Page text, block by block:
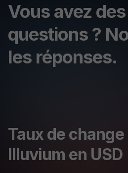
Vous avez des
questions ?
les réponses.
Taux de
Illuvium en USD